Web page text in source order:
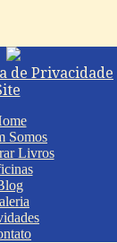
de Privacidade
Somos
Livros